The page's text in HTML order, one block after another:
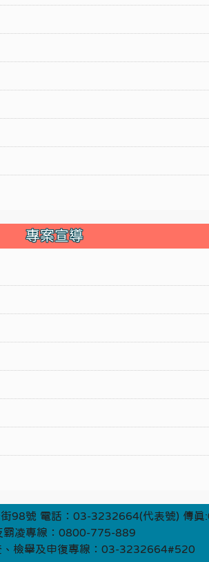
專案宣導
98號 電話：03-3232664(代表號) 傳
霸凌專線：0800-775-889
、檢舉及申復專線：03-3232664#520